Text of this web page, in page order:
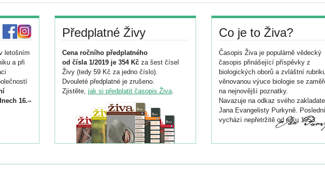
letošním
a při
16.–
Předplatné Živy
Cena ročního předplatného
od čísla 1/2019 je 354 Kč za šest čísel
Živy (tedy 59 Kč za jedno číslo).
Dvouleté předplatné je zrušeno.
Zjistěte, jak si předplatit časopis Živa.
Co je to Živa?
Časopis Živa je populárně vědecký
časopis přinášející příspěvky z
biologických oborů a zvláštní
věnovanou výuce biologie se
na nejnovější poznatky.
Navazuje na odkaz svého
Jana Evangelisty Purkyně.
vychází nepřetržitě od roku 1953.